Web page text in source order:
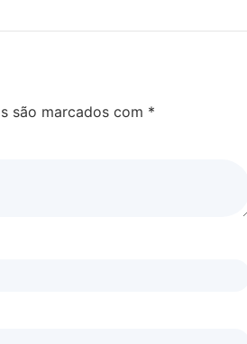
são marcados com *